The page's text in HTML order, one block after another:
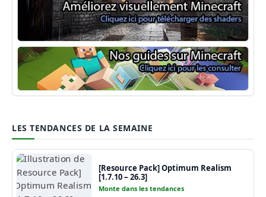
Shaders Minecraft
Guide Minecraft
LES TENDANCES DE LA SEMAINE
[Resource Pack] Optimum Realism
[1.7.10 – 26.3]
Monte dans les tendances